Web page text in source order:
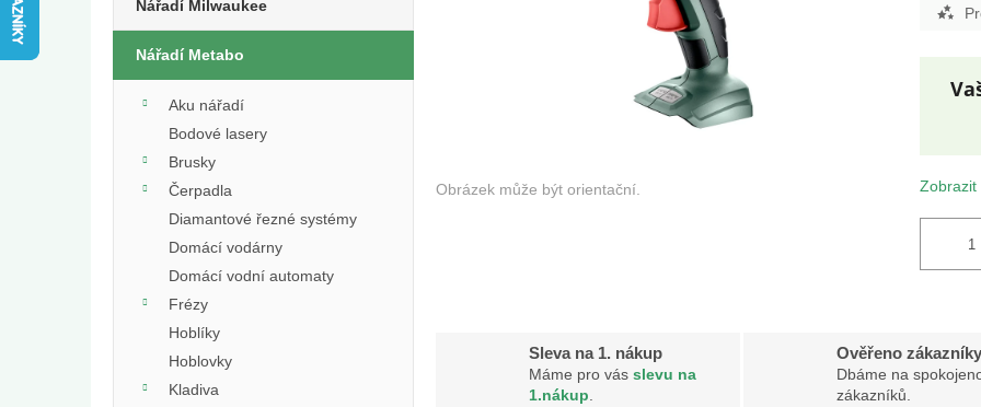
Nářadí Milwaukee
Nářadí Metabo
Aku nářadí
Bodové lasery
Brusky
Čerpadla
Diamantové řezné systémy
Domácí vodárny
Domácí vodní automaty
Frézy
Hoblíky
Hoblovky
Kladiva
cena:
Zobrazit
Sleva na 1. nákup
Máme pro vás slevu na
1.nákup
Ověřeno zákazníky
Dbáme na
zákazníků.